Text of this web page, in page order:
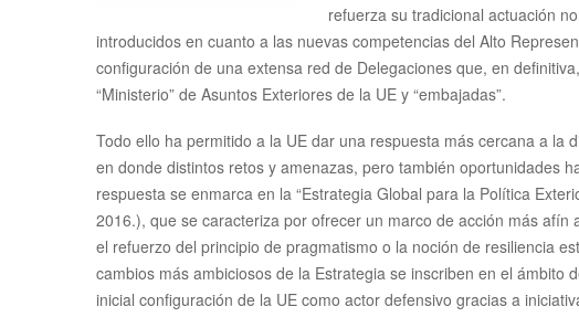
refuerza su tradicional actuación
introducidos en cuanto a las nuevas competencias del Alto
configuración de una extensa red de Delegaciones que, en
“Ministerio” de Asuntos Exteriores de la UE y “embajadas”.
Todo ello ha permitido a la UE dar una respuesta más cercana a la
en donde distintos retos y amenazas, pero también oportunidades
respuesta se enmarca en la “Estrategia Global para la Política
2016.), que se caracteriza por ofrecer un marco de acción más
el refuerzo del principio de pragmatismo o la noción de resiliencia
cambios más ambiciosos de la Estrategia se inscriben en el ámbito
inicial configuración de la UE como actor defensivo gracias a